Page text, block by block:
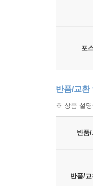
포
반품/교환
※ 상품 설명
반품
반품/